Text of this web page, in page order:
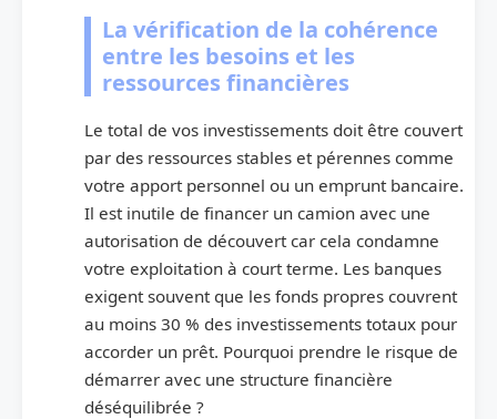
La vérification de la cohérence
entre les besoins et les
ressources financières
Le total de vos investissements doit être couvert
par des ressources stables et pérennes comme
votre apport personnel ou un emprunt bancaire.
Il est inutile de financer un camion avec une
autorisation de découvert car cela condamne
votre exploitation à court terme. Les banques
exigent souvent que les fonds propres couvrent
au moins 30 % des investissements totaux pour
accorder un prêt. Pourquoi prendre le risque de
démarrer avec une structure financière
déséquilibrée ?